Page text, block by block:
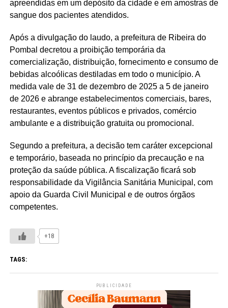
apreendidas em um depósito da cidade e em amostras de
sangue dos pacientes atendidos.
Após a divulgação do laudo, a prefeitura de Ribeira do
Pombal decretou a proibição temporária da
comercialização, distribuição, fornecimento e consumo de
bebidas alcoólicas destiladas em todo o município. A
medida vale de 31 de dezembro de 2025 a 5 de janeiro
de 2026 e abrange estabelecimentos comerciais, bares,
restaurantes, eventos públicos e privados, comércio
ambulante e a distribuição gratuita ou promocional.
Segundo a prefeitura, a decisão tem caráter excepcional
e temporário, baseada no princípio da precaução e na
proteção da saúde pública. A fiscalização ficará sob
responsabilidade da Vigilância Sanitária Municipal, com
apoio da Guarda Civil Municipal e de outros órgãos
competentes.
+18
TAGS:
PUBLICIDADE